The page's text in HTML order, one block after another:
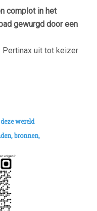
complot in het
gewurgd door een
Pertinax uit tot keizer
wereld
bronnen,